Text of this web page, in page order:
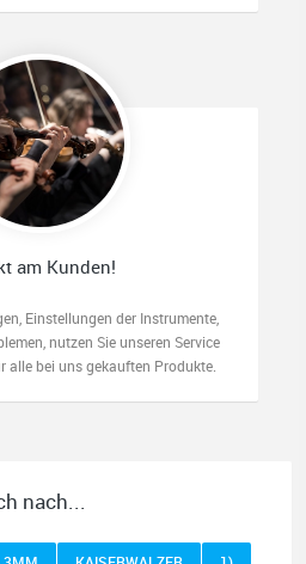
am Kunden!
Einstellungen der Instrumente,
nutzen Sie unseren Service
alle bei uns gekauften Produkte.
nach...